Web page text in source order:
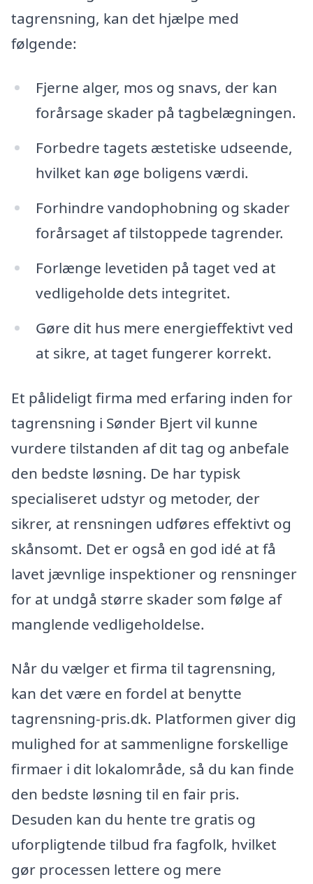
tagrensning, kan det hjælpe med
følgende:
Fjerne alger, mos og snavs, der kan
forårsage skader på tagbelægningen.
Forbedre tagets æstetiske udseende,
hvilket kan øge boligens værdi.
Forhindre vandophobning og skader
forårsaget af tilstoppede tagrender.
Forlænge levetiden på taget ved at
vedligeholde dets integritet.
Gøre dit hus mere energieffektivt ved
at sikre, at taget fungerer korrekt.
Et pålideligt firma med erfaring inden for
tagrensning i Sønder Bjert vil kunne
vurdere tilstanden af dit tag og anbefale
den bedste løsning. De har typisk
specialiseret udstyr og metoder, der
sikrer, at rensningen udføres effektivt og
skånsomt. Det er også en god idé at få
lavet jævnlige inspektioner og rensninger
for at undgå større skader som følge af
manglende vedligeholdelse.
Når du vælger et firma til tagrensning,
kan det være en fordel at benytte
tagrensning-pris.dk. Platformen giver dig
mulighed for at sammenligne forskellige
firmaer i dit lokalområde, så du kan finde
den bedste løsning til en fair pris.
Desuden kan du hente tre gratis og
uforpligtende tilbud fra fagfolk, hvilket
gør processen lettere og mere